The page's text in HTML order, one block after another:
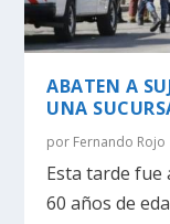
ABATEN A
UNA
por Fernando Rojo
Esta tarde fue
60 años de